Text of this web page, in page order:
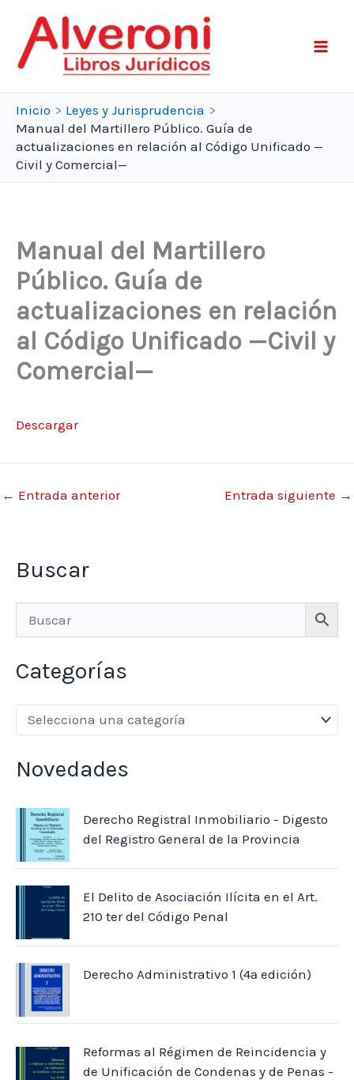
contenido
Inicio
Leyes y Jurisprudencia
Manual del Martillero Público. Guía de
actualizaciones en relación al Código Unificado —
Civil y Comercial—
Manual del Martillero
Público. Guía de
actualizaciones en relación
al Código Unificado —Civil y
Comercial—
Descargar
← Entrada anterior Entrada siguiente →
Buscar
Categorías
Novedades
Derecho Registral Inmobiliario - Digesto
del Registro General de la Provincia
El Delito de Asociación Ilícita en el Art.
210 ter del Código Penal
Derecho Administrativo 1 (4ª edición)
Reformas al Régimen de Reincidencia y
de Unificación de Condenas y de Penas -